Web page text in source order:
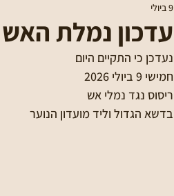
עדכון נמלת האש
9 ביולי
נעדכן כי התקיים היום
חמישי 9 ביולי 2026
ריסוס נגד נמלי אש
בדשא הגדול וליד מועדון הנוער